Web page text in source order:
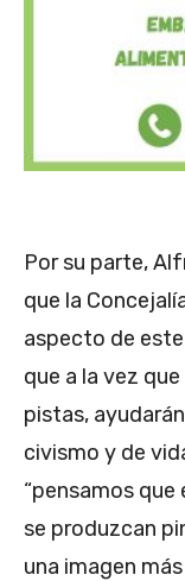
Por su parte,
que la
aspecto de
que a la vez
pistas,
civismo y de
“pensamos
se produzcan
una imagen